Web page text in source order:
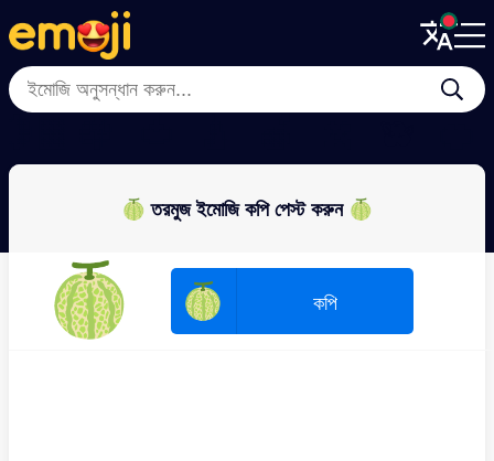
Menu
Close
Menu
Close
🍈 তরমুজ ইমোজি কপি পেস্ট করুন 🍈
🍈 🍈 কপি